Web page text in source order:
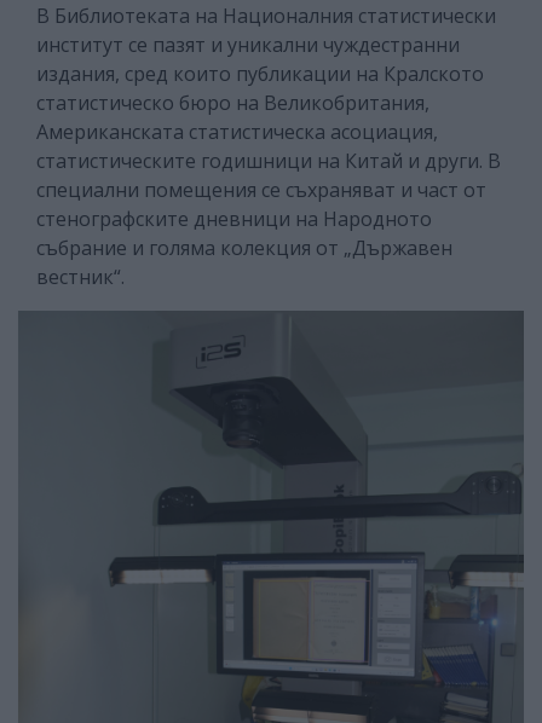
В Библиотеката на Националния статистически
институт се пазят и уникални чуждестранни
издания, сред които публикации на Кралското
статистическо бюро на Великобритания,
Американската статистическа асоциация,
статистическите годишници на Китай и други. В
специални помещения се съхраняват и част от
стенографските дневници на Народното
събрание и голяма колекция от „Държавен
вестник“.